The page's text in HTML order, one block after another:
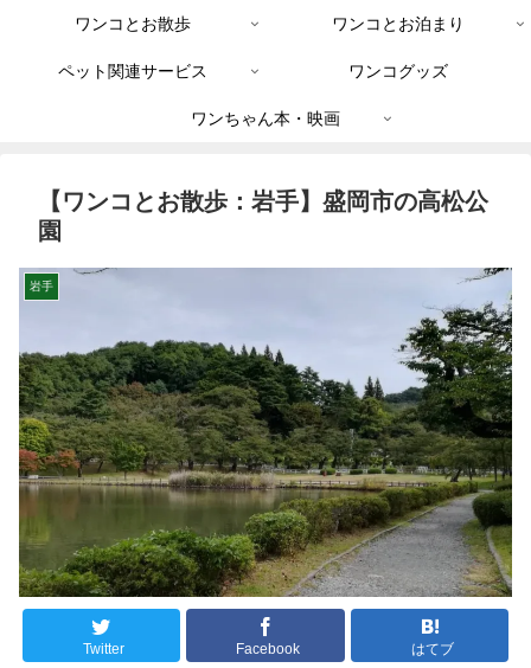
ワンコとお散歩 ワンコとお泊まり
ペット関連サービス ワンコグッズ
ワンちゃん本・映画
【ワンコとお散歩：岩手】盛岡市の高松公
園
岩手
Twitter Facebook はてブ